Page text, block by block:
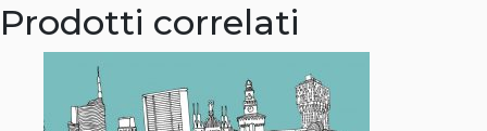
Prodotti correlati